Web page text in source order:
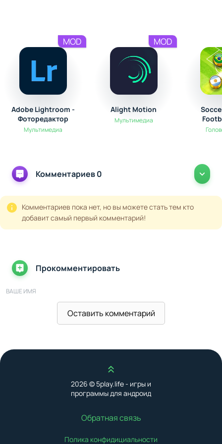
Adobe Lightroom -
Фоторедактор
Мультимедиа
MOD
Alight Motion
Мультимедиа
MOD
Комментариев 0
Комментариев пока нет, но вы можете стать тем кто
добавит самый первый комментарий!
Прокомментировать
ВАШЕ ИМЯ
Оставить комментарий
Наверх
2026 © 5play.life - игры и
программы для андроид
Обратная связь
Полика конфидициальности